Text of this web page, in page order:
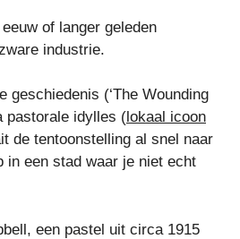
of langer geleden
industrie.
geschiedenis (‘The Wounding
pastorale idylles (lokaal icoon
de tentoonstelling al snel naar
in een stad waar je niet echt
een pastel uit circa 1915